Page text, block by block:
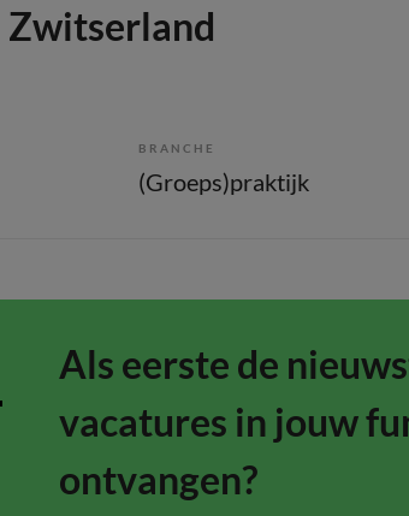
Zwitserland
BRANCHE
(Groeps)praktijk
Als eerste de
vacatures in jouw
ontvangen?